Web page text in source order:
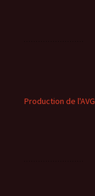
Production de l'AVG